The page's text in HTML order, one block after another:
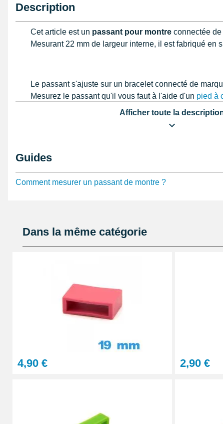
Description
Cet article est un passant pour montre connectée
Mesurant 22 mm de largeur interne, il est fabriqué en
Le passant s'ajuste sur un bracelet connecté de
Mesurez le passant qu'il vous faut à l'aide d'un pied à
mesurer un passant de montre
est très
Voici la liste des modèles de
silicone noir :
Garmin Vivoactive 4
Afficher toute la
Guides
Comment mesurer un passant de montre ?
Dans la même catégorie
4,90 € 2,90 €